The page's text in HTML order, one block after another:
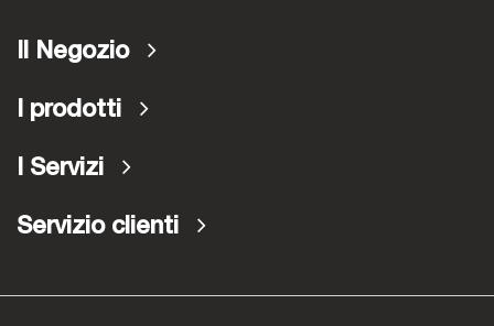
Il Negozio
I prodotti
I Servizi
Servizio clienti